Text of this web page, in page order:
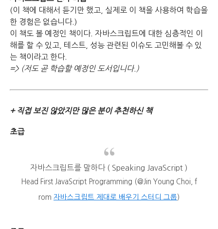
(이 책에 대해서 듣기만 했고, 실제로 이 책을 사용하여 학습을
한 경험은 없습니다.)
이 책도 볼 예정인 책이다. 자바스크립트에 대한 심층적인 이
해를 할 수 있고, 테스트, 성능 관련된 이슈도 고민해볼 수 있
는 책이라고 한다.
=> (저도 곧 학습할 예정인 도서입니다.)
+ 직접 보진 않았지만 많은 분이 추천하신 책
초급
자바스크립트를 말하다 ( Speaking JavaScript )
Head First JavaScript Programming (@Jin Young Choi, f
rom 자바스크립트 제대로 배우기 스터디 그룹)